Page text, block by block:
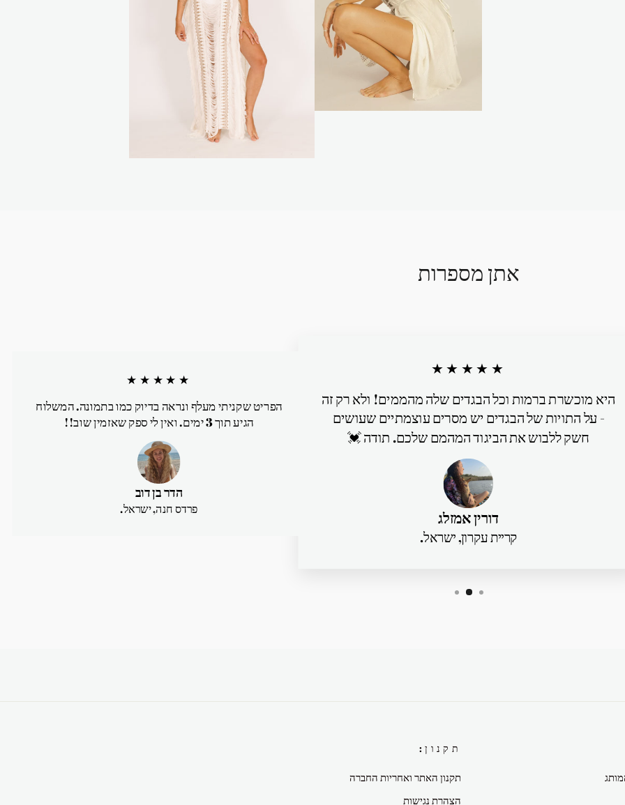
אתן מספרות
★★★★★
היא מוכשרת ברמות וכל הבגדים שלה מהממים! ולא רק זה
- על התויות של הבגדים יש מסרים עוצמתיים שעושים
חשק ללבוש את הביגוד המהמם שלכם. תודה 💓
דורין אמזלג
קריית עקרון, ישראל.
★★★★★
הפריט שקניתי מעלף ונראה בדיוק כמו בתמונה. המשלוח
הגיע תוך 3 ימים. ואין לי ספק שאזמין שוב!!
הדר בן דוב
פרדס חנה, ישראל.
תקנון:
תקנון האתר ואחריות החברה
הצהרת נגישות